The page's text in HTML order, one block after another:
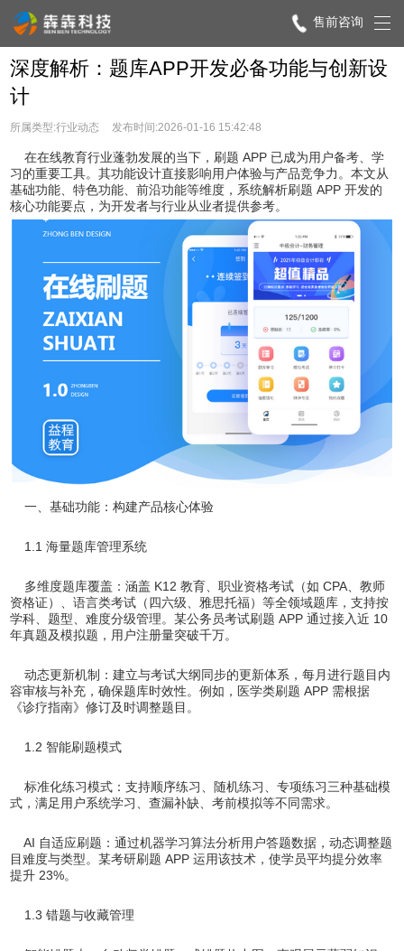
售前咨询
深度解析：题库APP开发必备功能与创新设
计
所属类型:行业动态 发布时间:2026-01-16 15:42:48
在在线教育行业蓬勃发展的当下，刷题 APP 已成为用户备考、学
习的重要工具。其功能设计直接影响用户体验与产品竞争力。本文从
基础功能、特色功能、前沿功能等维度，系统解析刷题 APP 开发的
核心功能要点，为开发者与行业从业者提供参考。
一、基础功能：构建产品核心体验
1.1 海量题库管理系统
多维度题库覆盖：涵盖 K12 教育、职业资格考试（如 CPA、教师
资格证）、语言类考试（四六级、雅思托福）等全领域题库，支持按
学科、题型、难度分级管理。某公务员考试刷题 APP 通过接入近 10
年真题及模拟题，用户注册量突破千万。
动态更新机制：建立与考试大纲同步的更新体系，每月进行题目内
容审核与补充，确保题库时效性。例如，医学类刷题 APP 需根据
《诊疗指南》修订及时调整题目。
1.2 智能刷题模式
标准化练习模式：支持顺序练习、随机练习、专项练习三种基础模
式，满足用户系统学习、查漏补缺、考前模拟等不同需求。
AI 自适应刷题：通过机器学习算法分析用户答题数据，动态调整题
目难度与类型。某考研刷题 APP 运用该技术，使学员平均提分效率
提升 23%。
1.3 错题与收藏管理